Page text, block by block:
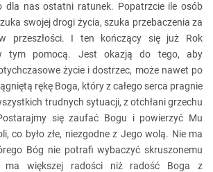
dla nas ostatni ratunek. Popatrzcie ile osób
swojej drogi życia, szuka przebaczenia za
przeszłości. I ten kończący się już Rok
tym pomocą. Jest okazją do tego, aby
życie i dostrzec, może nawet po
rękę Boga, który z całego serca pragnie
trudnych sytuacji, z otchłani grzechu
się zaufać Bogu i powierzyć Mu
co było złe, niezgodne z Jego wolą. Nie ma
Bóg nie potrafi wybaczyć skruszonemu
ma większej radości niż radość Boga z